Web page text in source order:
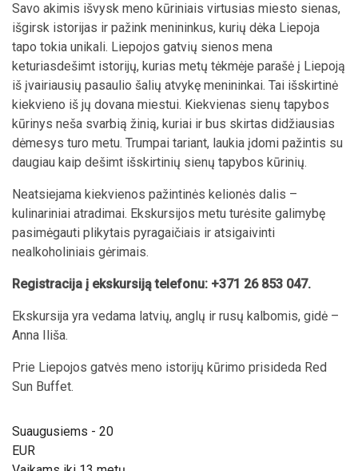
Suaugusiems - 20
EUR
Savo akimis išvysk meno kūriniais virtusias miesto sienas,
išgirsk istorijas ir pažink menininkus, kurių dėka Liepoja
tapo tokia unikali. Liepojos gatvių sienos mena
keturiasdešimt istorijų, kurias metų tėkmėje parašė į Liepoją
iš įvairiausių pasaulio šalių atvykę menininkai. Tai išskirtinė
kiekvieno iš jų dovana miestui. Kiekvienas sienų tapybos
kūrinys neša svarbią žinią, kuriai ir bus skirtas didžiausias
dėmesys turo metu. Trumpai tariant, laukia įdomi pažintis su
daugiau kaip dešimt išskirtinių sienų tapybos kūrinių.
Neatsiejama kiekvienos pažintinės kelionės dalis –
kulinariniai atradimai. Ekskursijos metu turėsite galimybę
pasimėgauti plikytais pyragaičiais ir atsigaivinti
nealkoholiniais gėrimais.
Registracija į ekskursiją telefonu: +371 26 853 047.
Ekskursija yra vedama latvių, anglų ir rusų kalbomis, gidė –
Anna Iliša.
Prie Liepojos gatvės meno istorijų kūrimo prisideda Red
Sun Buffet.